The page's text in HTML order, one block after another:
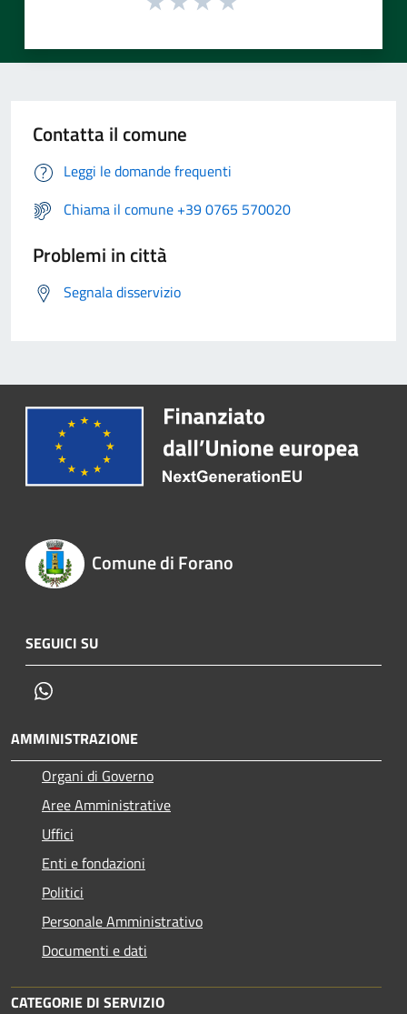
Contatta il comune
Leggi le domande frequenti
Chiama il comune +39 0765 570020
Problemi in città
Segnala disservizio
Comune di Forano
SEGUICI SU
AMMINISTRAZIONE
Organi di Governo
Aree Amministrative
Uffici
Enti e fondazioni
Politici
Personale Amministrativo
Documenti e dati
CATEGORIE DI SERVIZIO